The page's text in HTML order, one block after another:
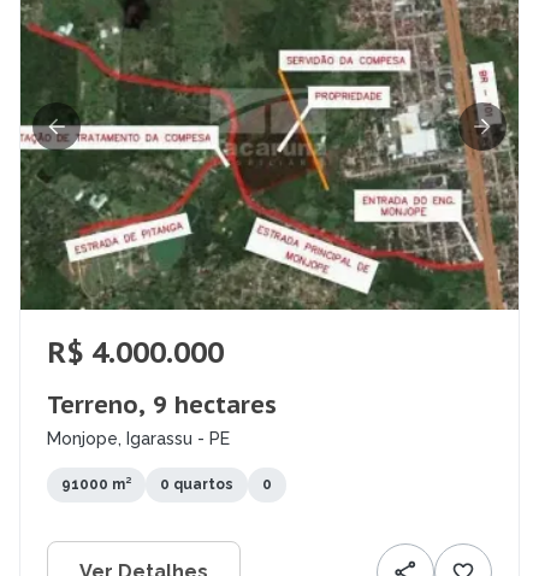
R$ 4.000.000
Terreno, 9 hectares
Monjope, Igarassu - PE
91000 m² 0 quartos 0